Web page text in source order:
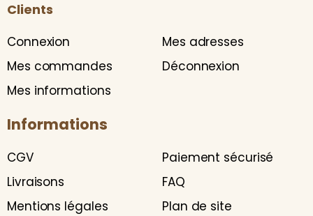
Clients
Connexion
Mes commandes
Mes informations
Mes adresses
Déconnexion
Informations
CGV
Livraisons
Mentions légales
Paiement sécurisé
FAQ
Plan de site